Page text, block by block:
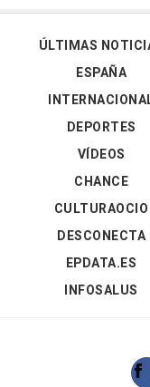
ÚLTIMAS
ESPAÑA
DEPORTES
VÍDEOS
CHANCE
CULTURAOCIO
DESCONECTA
EPDATA.ES
INFOSALUS